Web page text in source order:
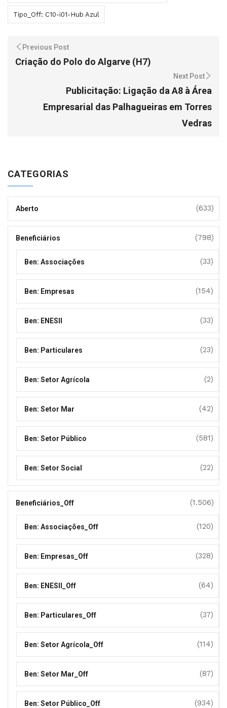
Tipo_Off: C10-i01-Hub Azul
Previous Post
Criação do Polo do Algarve (H7)
Next Post
Publicitação: Ligação da A8 à Área
Empresarial das Palhagueiras em Torres
Vedras
CATEGORIAS
Aberto (633)
Beneficiários (798)
Ben: Associações (33)
Ben: Empresas (154)
Ben: ENESII (33)
Ben: Particulares (23)
Ben: Setor Agrícola (2)
Ben: Setor Mar (42)
Ben: Setor Público (581)
Ben: Setor Social (22)
Beneficiários_Off (1.506)
Ben: Associações_Off (120)
Ben: Empresas_Off (328)
Ben: ENESII_Off (64)
Ben: Particulares_Off (37)
Ben: Setor Agrícola_Off (114)
Ben: Setor Mar_Off (87)
Ben: Setor Público_Off (934)